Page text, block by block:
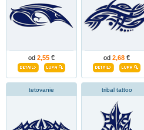
od 2,55 € od 2,68 €
tetovanie tribal tattoo